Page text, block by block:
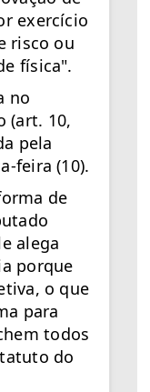
exercício
risco ou
física".
no
(art. 10,
pela
feira (10).
de
alega
porque
o que
para
todos
do